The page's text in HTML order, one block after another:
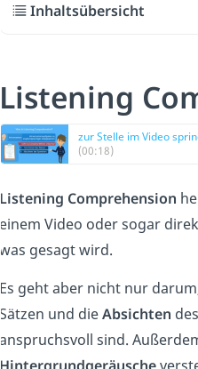
Inhaltsübersicht
Listening
zur Stelle im Video
(00:18)
Listening Comprehension
einem Video oder sogar
was gesagt wird.
Es geht aber nicht nur
Sätzen und dieAbsichten
anspruchsvoll sind.